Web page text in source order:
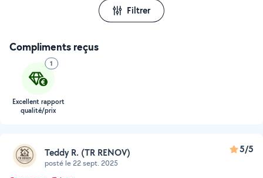
Filtrer
Compliments reçus
1
Excellent rapport
qualité/prix
Teddy R. (TR RENOV)
posté le 22 sept. 2025
5/5